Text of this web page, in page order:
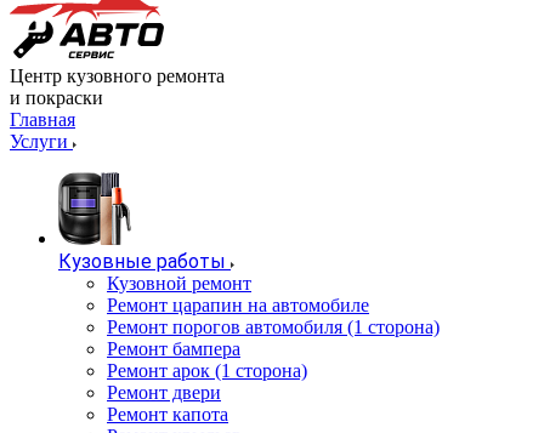
Центр кузовного ремонта
и покраски
Главная
Услуги
Кузовные работы
Кузовной ремонт
Ремонт царапин на автомобиле
Ремонт порогов автомобиля (1 сторона)
Ремонт бампера
Ремонт арок (1 сторона)
Ремонт двери
Ремонт капота